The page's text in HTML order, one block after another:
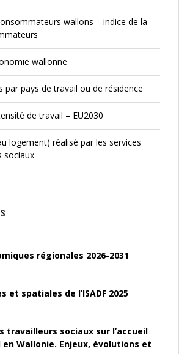
wallons – indice de la
wallonne
par pays de travail ou de résidence
de travail – EU2030
logement) réalisé par les services
sociaux
régionales 2026-2031
et spatiales de l’ISADF 2025
travailleurs sociaux sur l’accueil
Wallonie. Enjeux, évolutions et